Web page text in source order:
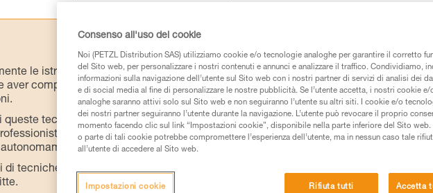
le istruzioni tecniche dei prodotti utilizzati in questo consiglio prima di
aver compreso le informazioni dell’istruzione tecnica per poter capire queste
queste tecniche richiede una formazione ed un addestramento specifico.
la vostra capacità di rifare la manovra, da soli, in piena sicurezza,
di tecniche relative alla vostra attività. Ne possono esistere altre che non
Consenso all'uso dei cookie
Noi (PETZL Distribution SAS) utilizziamo cookie e/o tecnologie analoghe per garantire il corretto
del Sito web, per personalizzare i nostri contenuti e annunci e analizzare il traffico. Condividiamo,
informazioni sulla navigazione dell’utente sul Sito web con i nostri partner di servizi di analisi dei
e di social media al fine di personalizzare le nostre pubblicità. Se l’utente accetta, i nostri cookie
analoghe saranno attivi solo sul Sito web e non seguiranno l’utente su altri siti. I cookie e/o
dei nostri partner seguiranno l’utente durante la navigazione. L’utente può revocare il proprio
momento facendo clic sul link “Impostazioni cookie”, disponibile nella parte inferiore del Sito
o parte di tali cookie potrebbe compromettere l’esperienza dell’utente, ma in nessun caso tale
all’utente di accedere al Sito web.
Rifiuta tutti Accetta
Impostazioni cookie